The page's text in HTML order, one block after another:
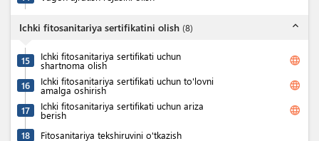
Ichki fitosanitariya sertifikatini olish (8) expand_less
15 Ichki fitosanitariya sertifikati uchun
shartnoma olish language
16 Ichki fitosanitariya sertifikati uchun to'lovni
amalga oshirish language
17 Ichki fitosanitariya sertifikati uchun ariza
berish language
18 Fitosanitariya tekshiruvini o'tkazish